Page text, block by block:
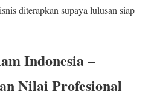
diterapkan supaya lulusan siap
Indonesia–
Nilai Profesional